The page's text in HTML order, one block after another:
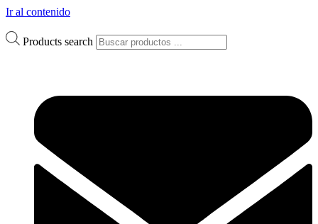
Ir al contenido
Products search